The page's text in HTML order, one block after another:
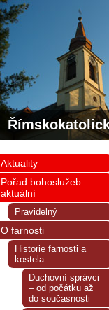
Aktuality
Pořad bohoslužeb
aktuální
Pravidelný
O farnosti
Historie farnosti a
kostela
Duchovní správci
– od počátku až
do současnosti